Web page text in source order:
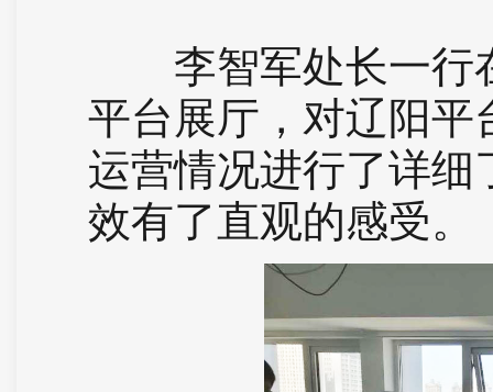
李智军处长一行
平台展厅，对辽阳平
运营情况进行了详
效有了直观的感受。